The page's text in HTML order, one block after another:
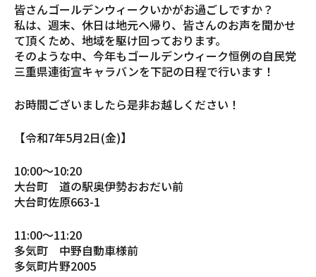
皆さんゴールデンウィークいかがお過ごしですか？
私は、週末、休日は地元へ帰り、皆さんのお声を聞かせ
て頂くため、地域を駆け回っております。
そのような中、今年もゴールデンウィーク恒例の自民党
三重県連街宣キャラバンを下記の日程で行います！
お時間ございましたら是非お越しください！
【令和7年5月2日(金)】
10:00〜10:20
大台町 道の駅奥伊勢おおだい前
大台町佐原663-1
11:00〜11:20
多気町 中野自動車様前
多気町片野2005